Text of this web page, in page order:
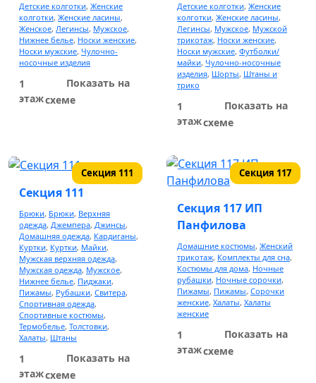
Шторы
Готовые шторы
Пошив штор
Джинсовая одежда
Ткани
Свадебный салон
Детские колготки, Женские
колготки, Женские ласины,
Женское, Легинсы, Мужское,
Нижнее белье, Носки женские,
Носки мужские, Чулочно-
носочные изделия
1
этаж
Показать на
схеме
Детские колготки, Женские
колготки, Женские ласины,
Легинсы, Мужское, Мужской
трикотаж, Носки женские,
Носки мужские, Футболки/
майки, Чулочно-носочные
изделия, Шорты, Штаны и
трико
1
этаж
Показать на
схеме
Секция 111
Секция 111
Брюки, Брюки, Верхняя
одежда, Джемпера, Джинсы,
Домашняя одежда, Кардиганы,
Куртки, Куртки, Майки,
Мужская верхняя одежда,
Мужская одежда, Мужское,
Нижнее белье, Пиджаки,
Пижамы, Рубашки, Свитера,
Спортивная одежда,
Спортивные костюмы,
Термобелье, Толстовки,
Халаты, Штаны
1
этаж
Показать на
схеме
Секция 117
Секция 117 ИП
Панфилова
Домашние костюмы, Женский
трикотаж, Комплекты для сна,
Костюмы для дома, Ночные
рубашки, Ночные сорочки,
Пижамы, Пижамы, Сорочки
женские, Халаты, Халаты
женские
1
этаж
Показать на
схеме